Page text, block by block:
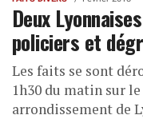
Deux
policiers et
Les faits se sont
1h30 du matin sur
arrondissement de